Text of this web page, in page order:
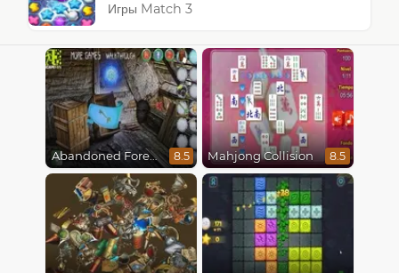
Игры Match 3
Abandoned Forest House 8.5 Mahjong Collision 8.5